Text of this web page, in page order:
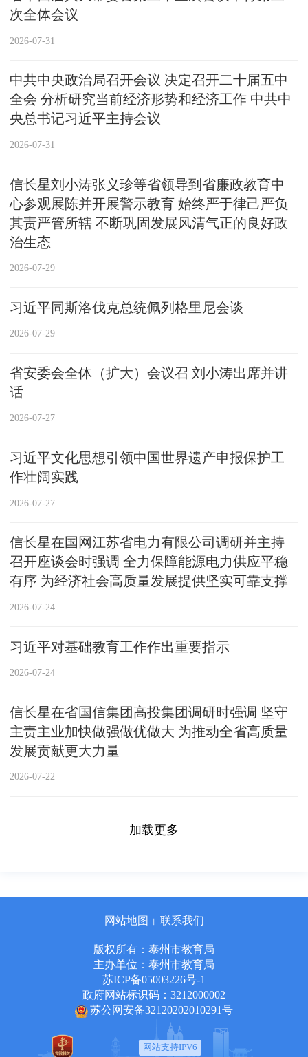
次全体会议
2026-07-31
中共中央政治局召开会议 决定召开二十届五中
全会 分析研究当前经济形势和经济工作 中共中
央总书记习近平主持会议
2026-07-31
信长星刘小涛张义珍等省领导到省廉政教育中
心参观展陈并开展警示教育 始终严于律己严负
其责严管所辖 不断巩固发展风清气正的良好政
治生态
2026-07-29
习近平同斯洛伐克总统佩列格里尼会谈
2026-07-29
省安委会全体（扩大）会议召 刘小涛出席并讲
话
2026-07-27
习近平文化思想引领中国世界遗产申报保护工
作壮阔实践
2026-07-27
信长星在国网江苏省电力有限公司调研并主持
召开座谈会时强调 全力保障能源电力供应平稳
有序 为经济社会高质量发展提供坚实可靠支撑
2026-07-24
习近平对基础教育工作作出重要指示
2026-07-24
信长星在省国信集团高投集团调研时强调 坚守
主责主业加快做强做优做大 为推动全省高质量
发展贡献更大力量
2026-07-22
加载更多
网站地图 联系我们
版权所有：泰州市教育局
主办单位：泰州市教育局
苏ICP备05003226号-1
政府网站标识码：3212000002
苏公网安备32120202010291号
网站支持IPV6